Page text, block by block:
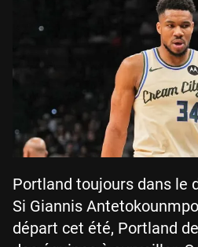
Portland toujours dans le
Si Giannis
départ cet été, Portland